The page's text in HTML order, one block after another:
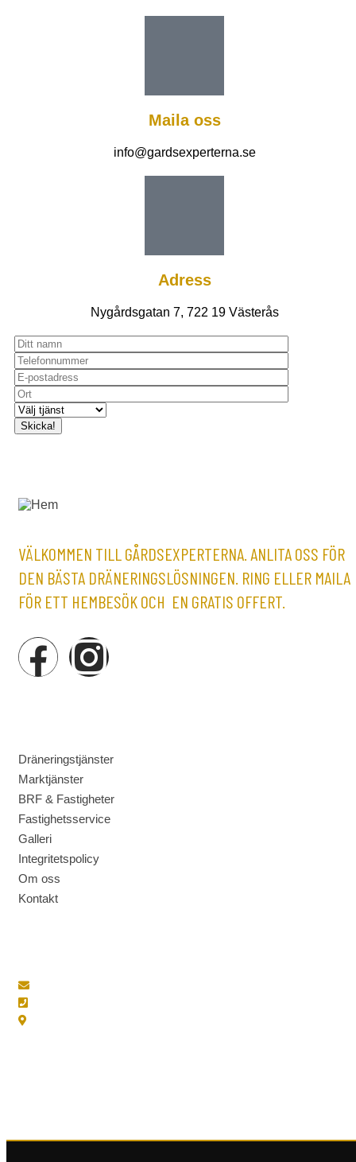
Maila oss
info@gardsexperterna.se
Adress
Nygårdsgatan 7, 722 19 Västerås
VÄLKOMMEN TILL GÅRDSEXPERTERNA. ANLITA OSS FÖR
DEN BÄSTA DRÄNERINGSLÖSNINGEN. RING ELLER MAILA
FÖR ETT HEMBESÖK OCH EN GRATIS OFFERT.
Dräneringstjänster
Marktjänster
BRF & Fastigheter
Fastighetsservice
Galleri
Integritetspolicy
Om oss
Kontakt